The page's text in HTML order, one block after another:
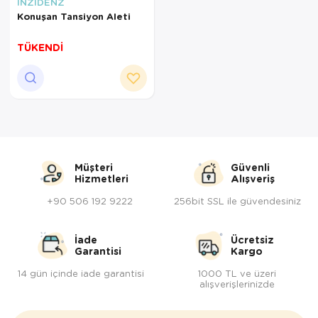
Konuşan Tansiyon Aleti
TÜKENDİ
Müşteri
Hizmetleri
+90 506 192 9222
Güvenli
Alışveriş
256bit SSL ile güvendesiniz
İade
Garantisi
14 gün içinde iade garantisi
Ücretsiz
Kargo
1000 TL ve üzeri
alışverişlerinizde